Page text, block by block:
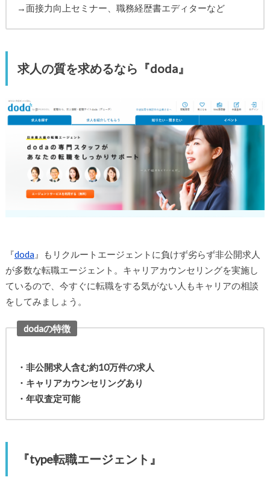
→面接力向上セミナー、職務経歴書エディターなど
求人の質を求めるなら『doda』
『doda』もリクルートエージェントに負けず劣らず非公開求人
が多数な転職エージェント。キャリアカウンセリングを実施し
ているので、今すぐに転職をする気がない人もキャリアの相談
をしてみましょう。
dodaの特徴
・非公開求人含む約10万件の求人
・キャリアカウンセリングあり
・年収査定可能
『type転職エージェント』